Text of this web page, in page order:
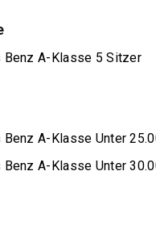
Benz A-Klasse 5 Sitzer
A-Klasse Unter
A-Klasse Unter